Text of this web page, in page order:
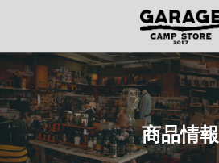
商品情報